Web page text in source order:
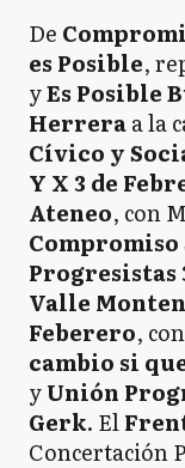
De
es Posible,
yEs Posible
Herreraa la
Cívico y
Y X 3 de
Ateneo, con
Compromiso
Progresistas
Valle
Feberero,
cambio si
yUnión
Gerk. El
Concertación